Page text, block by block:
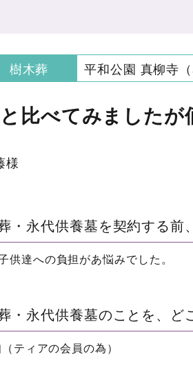
樹木葬 平和公園 真柳寺
比べてみましたが
様
・永代供養墓を契約する前
供達への負担があ悩みでした。
・永代供養墓のことを、ど
ティアの会員の為）